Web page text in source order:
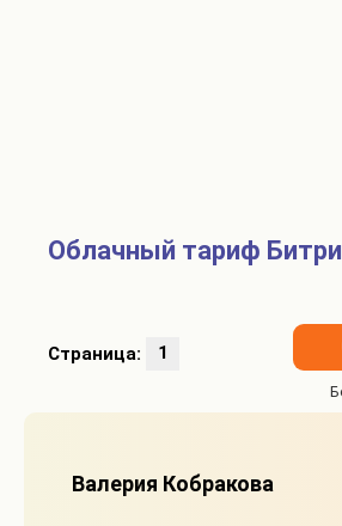
Облачный тариф
Страница: 1
Валерия Кобракова